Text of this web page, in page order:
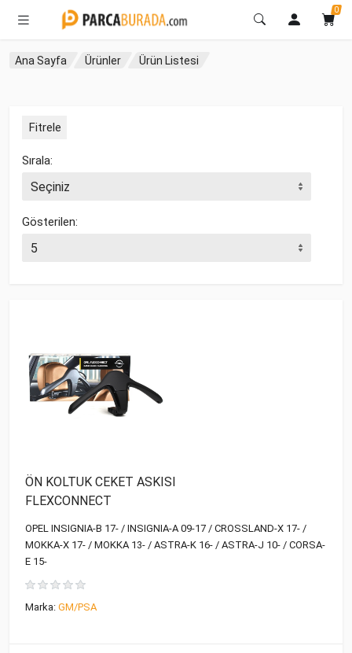
0
Ana Sayfa Ürünler Ürün Listesi
Fitrele
Sırala:
Gösterilen:
ÖN KOLTUK CEKET ASKISI
FLEXCONNECT
OPEL INSIGNIA-B 17- / INSIGNIA-A 09-17 / CROSSLAND-X 17- /
MOKKA-X 17- / MOKKA 13- / ASTRA-K 16- / ASTRA-J 10- / CORSA-
E 15-
Marka: GM/PSA